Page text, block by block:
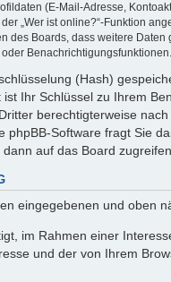
(E-Mail-Adresse,
„Wer ist online?“-Funktion
des Boards, dass weitere
Benachrichtigungsfunktionen.
(Hash)
Ihr Schlüssel zu Ihrem
berechtigterweise
phpBB-Software fragt Sie
auf das Board
eingegebenen und oben
im Rahmen einer
und der von Ihrem